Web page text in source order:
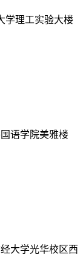
学理工实验大楼
语学院美雅楼
大学光华校区西